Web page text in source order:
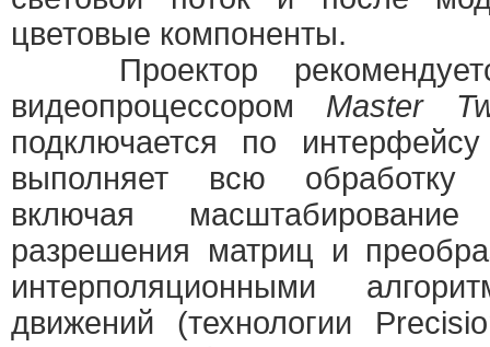
цветовые компоненты.
Проектор
видеопроцессором Master
подключается по
выполняет всю обработку
включая
разрешения матриц и
интерполяционными
движений (технологии